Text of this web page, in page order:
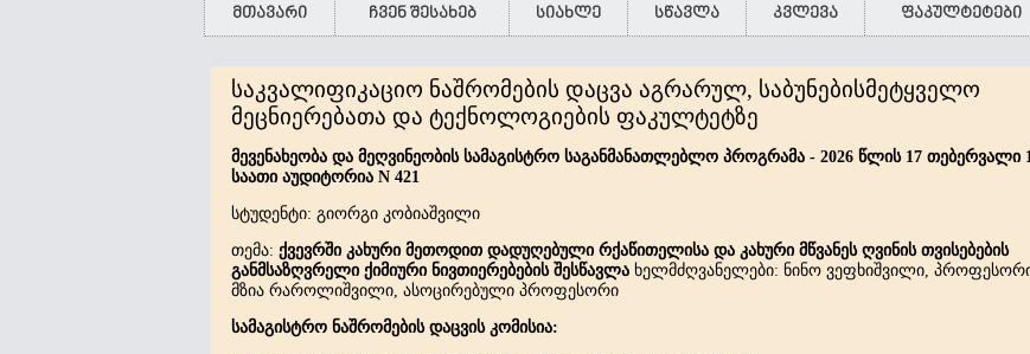
მთავარი ჩვენ შესახებ სიახლე სწავლა კვლევა ფაკულტეტები
საკვალიფიკაციო ნაშრომების დაცვა აგრარულ, საბუნებისმეტყველო
მეცნიერებათა და ტექნოლოგიების ფაკულტეტზე
მევენახეობა და მეღვინეობის სამაგისტრო საგანმანათლებლო პროგრამა - 2026 წლის 17 თებერვალი
საათი აუდიტორია N 421
სტუდენტი: გიორგი კობიაშვილი
თემა: ქვევრში კახური მეთოდით დადუღებული რქაწითელისა და კახური მწვანეს ღვინის თვისებების
განმსაზღვრელი ქიმიური ნივთიერებების შესწავლა ხელმძღვანელები: ნინო ვეფხიშვილი,
მზია რაროლიშვილი, ასოცირებული პროფესორი
სამაგისტრო ნაშრომების დაცვის კომისია: